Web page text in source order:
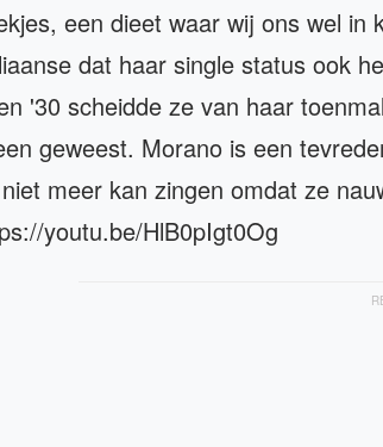
een dieet waar wij ons wel
dat haar single status ook
'30 scheidde ze van haar
geweest. Morano is een
meer kan zingen omdat ze
youtu.be/HlB0pIgt0Og